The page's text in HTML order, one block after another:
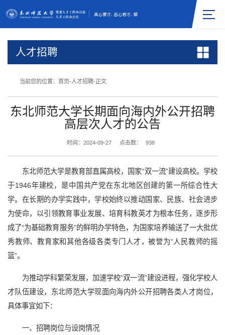
人才招聘
当前您的位置： 首页-人才招聘-正文
东北师范大学长期面向海内外公开招聘
高层次人才的公告
时间：2024-09-27 点击数： 938
东北师范大学是教育部直属高校，国家“双一流”建设高校。学校
于1946年建校，是中国共产党在东北地区创建的第一所综合性大
学。在长期的办学实践中，学校始终以推动国家、民族、社会进步
为使命，以引领教育事业发展、培育科教英才为根本任务，逐步形
成了“为基础教育服务”的鲜明办学特色，为国家培养输送了一大批优
秀教师、教育家和其他各级各类专门人才，被誉为“人民教师的摇
篮”。
为推动学科繁荣发展，加速学校“双一流”建设进程，强化学校人
才队伍建设，东北师范大学现面向海内外公开招聘各类人才岗位，
具体事宜如下：
一、招聘岗位与设岗情况